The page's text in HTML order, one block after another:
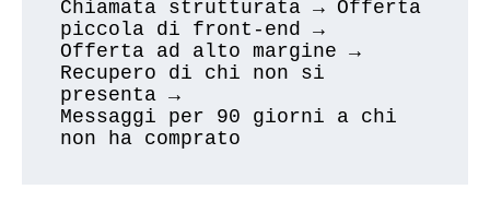
Chiamata strutturata → Offerta
piccola di front-end →
Offerta ad alto margine →
Recupero di chi non si
presenta →
Messaggi per 90 giorni a chi